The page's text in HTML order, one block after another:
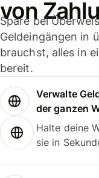
von
Spare bei
Geldeingängen in
brauchst, alles in
bereit.
Verwalte
der ganzen
Halte deine
sie in